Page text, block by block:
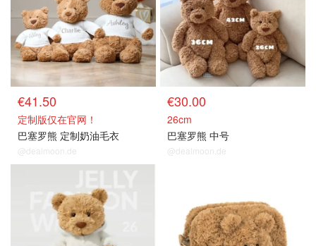
€41.50
定制版仅在官网！
巴塞罗熊 定制奶油毛衣
@dealmoon.de
€30.00
26cm
巴塞罗熊 中号
@dealmoon.de